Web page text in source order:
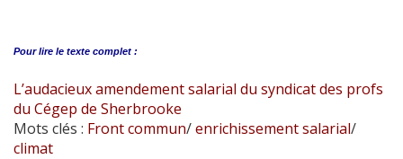
Pour lire le texte complet :
L’audacieux amendement salarial du syndicat des profs
du Cégep de Sherbrooke
Mots clés : Front commun/enrichissement salarial/
climat